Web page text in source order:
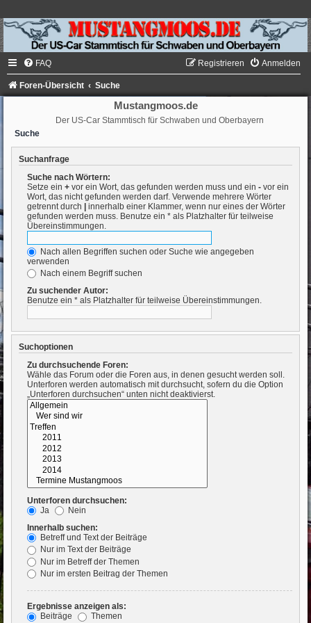
FAQ Anmelden
Registrieren
Foren-Übersicht Suche
Mustangmoos.de
Der US-Car Stammtisch für Schwaben und Oberbayern
Suche
Suchanfrage
Suche nach Wörtern:
Setze ein + vor ein Wort, das gefunden werden muss und ein - vor ein
Wort, das nicht gefunden werden darf. Verwende mehrere Wörter
getrennt durch | innerhalb einer Klammer, wenn nur eines der Wörter
gefunden werden muss. Benutze ein * als Platzhalter für teilweise
Übereinstimmungen.
Nach allen Begriffen suchen oder Suche wie angegeben
verwenden
Nach einem Begriff suchen
Zu suchender Autor:
Benutze ein * als Platzhalter für teilweise Übereinstimmungen.
Suchoptionen
Zu durchsuchende Foren:
Wähle das Forum oder die Foren aus, in denen gesucht werden soll.
Unterforen werden automatisch mit durchsucht, sofern du die Option
„Unterforen durchsuchen“ unten nicht deaktivierst.
Unterforen durchsuchen:
Ja
Nein
Innerhalb suchen:
Betreff und Text der Beiträge
Nur im Text der Beiträge
Nur im Betreff der Themen
Nur im ersten Beitrag der Themen
Ergebnisse anzeigen als:
Beiträge
Themen